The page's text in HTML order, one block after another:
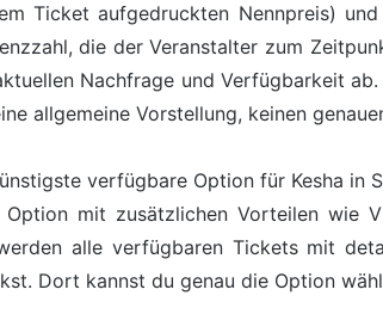
Ticket aufgedruckten Nennpreis)
die der Veranstalter zum
Nachfrage und Verfügbarkeit
allgemeine Vorstellung, keinen
verfügbare Option für Kesha in
mit zusätzlichen Vorteilen wie
alle verfügbaren Tickets mit
Dort kannst du genau die Option